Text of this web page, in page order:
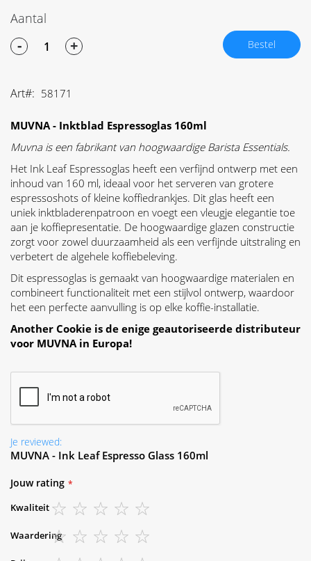
Aantal
- + Bestel
Art 58171
MUVNA - Inktblad Espressoglas 160ml
Muvna is een fabrikant van hoogwaardige Barista Essentials.
Het Ink Leaf Espressoglas heeft een verfijnd ontwerp met een
inhoud van 160 ml, ideaal voor het serveren van grotere
espressoshots of kleine koffiedrankjes. Dit glas heeft een
uniek inktbladerenpatroon en voegt een vleugje elegantie toe
aan je koffiepresentatie. De hoogwaardige glazen constructie
zorgt voor zowel duurzaamheid als een verfijnde uitstraling en
verbetert de algehele koffiebeleving.
Dit espressoglas is gemaakt van hoogwaardige materialen en
combineert functionaliteit met een stijlvol ontwerp, waardoor
het een perfecte aanvulling is op elke koffie-installatie.
Another Cookie is de enige geautoriseerde distributeur
voor MUVNA in Europa!
Je reviewed:
MUVNA - Ink Leaf Espresso Glass 160ml
Jouw rating
Kwaliteit
star
stars
stars
stars
stars
Waardering